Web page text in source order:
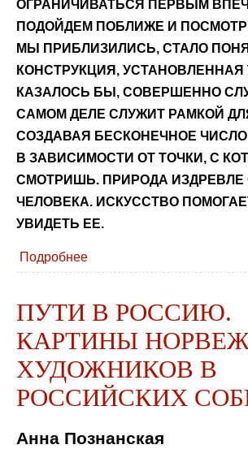
ОГРАНИЧИВАТЬСЯ ПЕРВЫМ
ПОДОЙДЕМ ПОБЛИЖЕ И
МЫ ПРИБЛИЗИЛИСЬ, СТАЛО
КОНСТРУКЦИЯ, УСТАНОВЛЕННАЯ
КАЗАЛОСЬ БЫ, СОВЕРШЕННО
САМОМ ДЕЛЕ СЛУЖИТ РАМКОЙ
СОЗДАВАЯ БЕСКОНЕЧНОЕ
В ЗАВИСИМОСТИ ОТ ТОЧКИ, С
СМОТРИШЬ. ПРИРОДА ИЗДРЕВЛЕ
ЧЕЛОВЕКА. ИСКУССТВО
УВИДЕТЬ ЕЕ.
Подробнее
ПУТИ В РОССИЮ.
КАРТИНЫ
ХУДОЖНИКОВ В
РОССИЙСКИХ
Анна Познанская